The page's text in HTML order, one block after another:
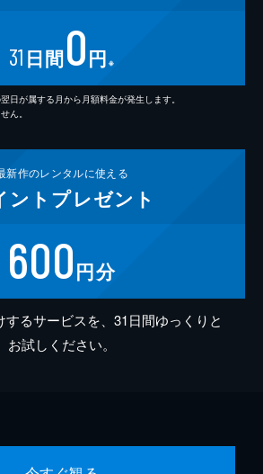
31 日間0円 ※
日が属する月から月額料金が発生します。
ん。
新作のレンタルに使える
ント プレゼント
600円分
するサービスを、31日間ゆっくりと
お試しください。